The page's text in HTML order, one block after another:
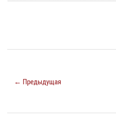
← Предыдущая